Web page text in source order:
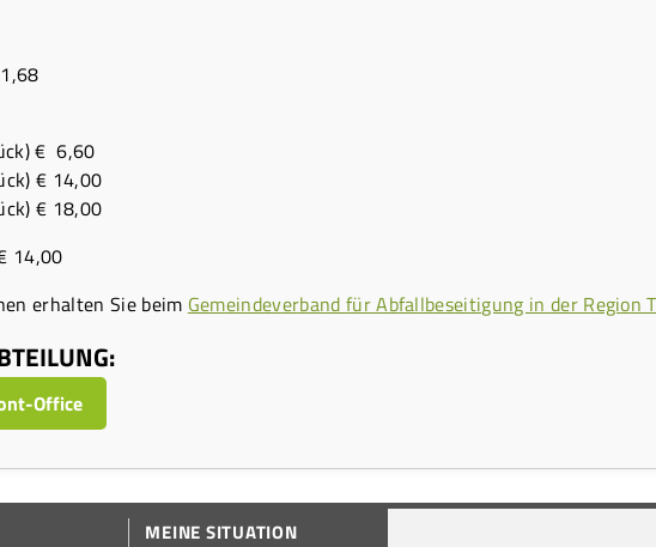
€ 6,60
€ 14,00
€ 18,00
14,00
erhalten Sie beim Gemeindeverband für Abfallbeseitigung in der Region
Office
MEINE SITUATION